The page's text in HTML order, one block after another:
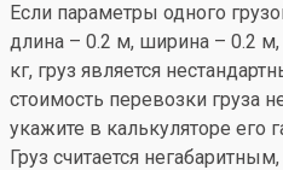
Если параметры одного
длина – 0.2 м, ширина – 0.2
кг, груз является
стоимость перевозки груза
укажите в калькуляторе его
Груз считается